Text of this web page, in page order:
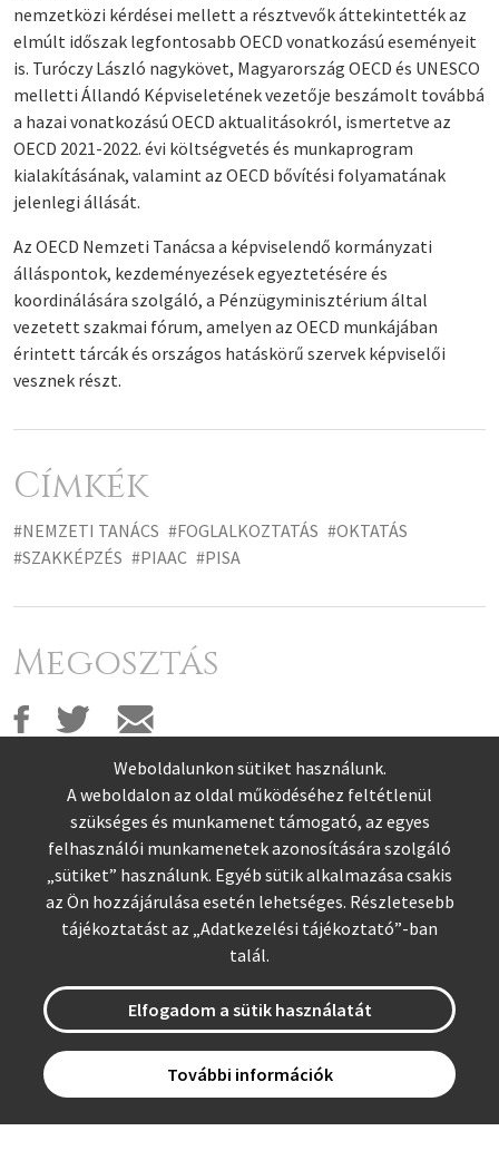
nemzetközi kérdései mellett a résztvevők áttekintették az
elmúlt időszak legfontosabb OECD vonatkozású eseményeit
is. Turóczy László nagykövet, Magyarország OECD és UNESCO
melletti Állandó Képviseletének vezetője beszámolt továbbá
a hazai vonatkozású OECD aktualitásokról, ismertetve az
OECD 2021-2022. évi költségvetés és munkaprogram
kialakításának, valamint az OECD bővítési folyamatának
jelenlegi állását.
Az OECD Nemzeti Tanácsa a képviselendő kormányzati
álláspontok, kezdeményezések egyeztetésére és
koordinálására szolgáló, a Pénzügyminisztérium által
vezetett szakmai fórum, amelyen az OECD munkájában
érintett tárcák és országos hatáskörű szervek képviselői
vesznek részt.
Címkék
#NEMZETI TANÁCS #FOGLALKOZTATÁS #OKTATÁS
#SZAKKÉPZÉS #PIAAC #PISA
Megosztás
Tovább az NKP oldalára >
Adatvédelmi nyilatkozat
Felhasználási feltételek
Weboldalunkon sütiket használunk.
A weboldalon az oldal működéséhez feltétlenül
szükséges és munkamenet támogató, az egyes
felhasználói munkamenetek azonosítására szolgáló
„sütiket” használunk. Egyéb sütik alkalmazása csakis
az Ön hozzájárulása esetén lehetséges. Részletesebb
tájékoztatást az „Adatkezelési tájékoztató”-ban
talál.
Elfogadom a sütik használatát
További információk